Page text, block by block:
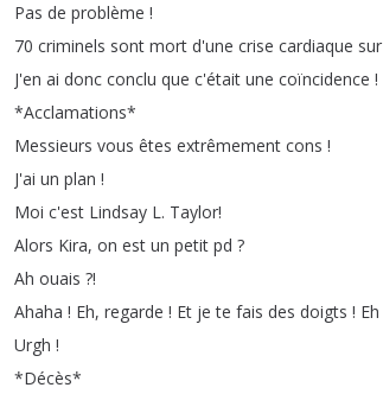
Pas de problème !
70 criminels sont mort d'une crise cardiaque sur
J'en ai donc conclu que c'était une coïncidence !
*Acclamations*
Messieurs vous êtes extrêmement cons !
J'ai un plan !
Moi c'est Lindsay L. Taylor!
Alors Kira, on est un petit pd ?
Ah ouais ?!
Ahaha ! Eh, regarde ! Et je te fais des doigts ! Eh
Urgh !
*Décès*